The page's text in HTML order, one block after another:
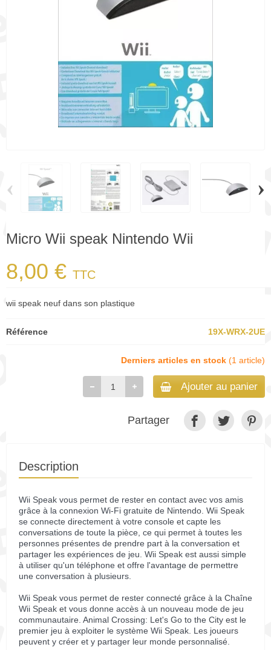
‹ ›
Micro Wii speak Nintendo Wii
8,00 € TTC
wii speak neuf dans son plastique
Référence 19X-WRX-2UE
Derniers articles en stock (1 article)
Ajouter au panier
Partager
Description
Wii Speak vous permet de rester en contact avec vos amis
grâce à la connexion Wi-Fi gratuite de Nintendo. Wii Speak
se connecte directement à votre console et capte les
conversations de toute la pièce, ce qui permet à toutes les
personnes présentes de prendre part à la conversation et
partager les expériences de jeu. Wii Speak est aussi simple
à utiliser qu'un téléphone et offre l'avantage de permettre
une conversation à plusieurs.
Wii Speak vous permet de rester connecté grâce à la Chaîne
Wii Speak et vous donne accès à un nouveau mode de jeu
communautaire. Animal Crossing: Let's Go to the City est le
premier jeu à exploiter le système Wii Speak. Les joueurs
peuvent y créer et y partager leur monde personnalisé.